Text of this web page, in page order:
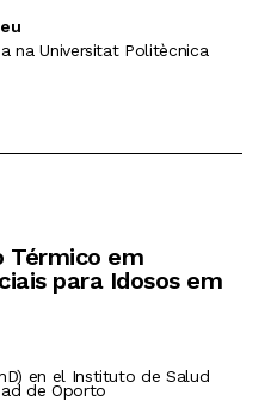
na Universitat Politècnica
Térmico em
para Idosos em
en el Instituto de Salud
de Oporto